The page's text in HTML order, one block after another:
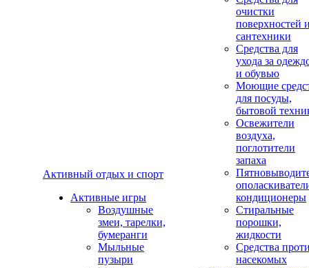
Активный отдых и спорт
Активные игры
Воздушные
змеи, тарелки,
бумеранги
Мыльные
пузыри
очистки
поверхностей
сантехники
Средства для
ухода за
и обувью
Моющие
для посуды,
бытовой
Освежители
воздуха,
поглотители
запаха
кондиционеры
Стиральные
порошки,
жидкости
Средства
насекомых